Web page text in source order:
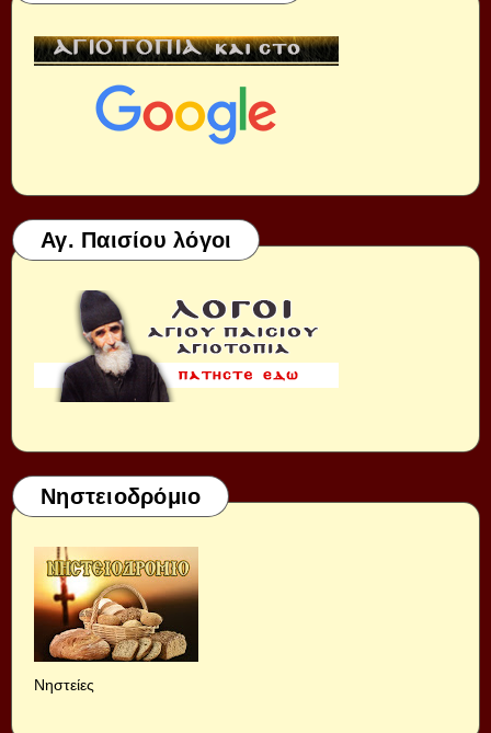
Αγ. Παισίου λόγοι
Νηστειοδρόμιο
Νηστείες